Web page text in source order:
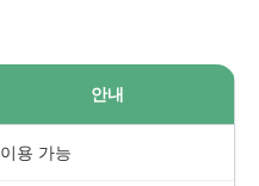
안내
이용 가능